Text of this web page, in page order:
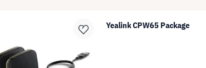
Yealink CPW65 Package